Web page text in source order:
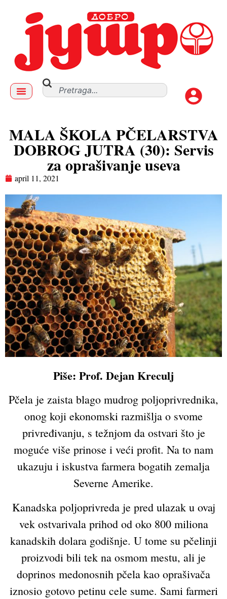
MALA ŠKOLA PČELARSTVA
DOBROG JUTRA (30): Servis
za oprašivanje useva
april 11, 2021
Piše: Prof. Dejan Kreculj
Pčela je zaista blago mudrog poljoprivrednika,
onog koji ekonomski razmišlja o svome
privređivanju, s težnjom da ostvari što je
moguće više prinose i veći profit. Na to nam
ukazuju i iskustva farmera bogatih zemalja
Severne Amerike.
Kanadska poljoprivreda je pred ulazak u ovaj
vek ostvarivala prihod od oko 800 miliona
kanadskih dolara godišnje. U tome su pčelinji
proizvodi bili tek na osmom mestu, ali je
doprinos medonosnih pčela kao oprašivača
iznosio gotovo petinu cele sume. Sami farmeri